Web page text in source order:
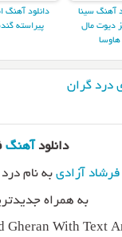
آهنگ سینا
دیوت مال
هاوسا
دانلود آهنگ
پیراسته
درد گران
دانلود آهنگ
فرشاد آزادی به نام درد گران
به همراه
Gheran With Text